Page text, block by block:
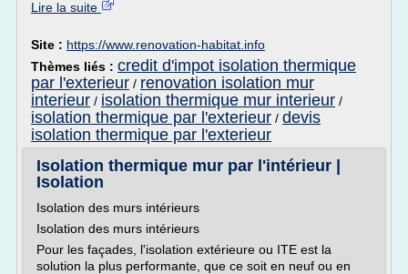
Lire la suite
Site : https://www.renovation-habitat.info
Thèmes liés : credit d'impot isolation thermique
par l'exterieur / renovation isolation mur
interieur / isolation thermique mur interieur /
isolation thermique par l'exterieur / devis
isolation thermique par l'exterieur
Isolation thermique mur par l'intérieur |
Isolation
Isolation des murs intérieurs
Isolation des murs intérieurs
Pour les façades, l'isolation extérieure ou ITE est la
solution la plus performante, que ce soit en neuf ou en